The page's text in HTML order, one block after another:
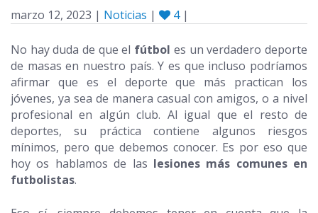
marzo 12, 2023 | Noticias | 4|
No hay duda de que el fútbol es un verdadero deporte
de masas en nuestro país. Y es que incluso podríamos
afirmar que es el deporte que más practican los
jóvenes, ya sea de manera casual con amigos, o a nivel
profesional en algún club. Al igual que el resto de
deportes, su práctica contiene algunos riesgos
mínimos, pero que debemos conocer. Es por eso que
hoy os hablamos de las lesiones más comunes en
futbolistas.